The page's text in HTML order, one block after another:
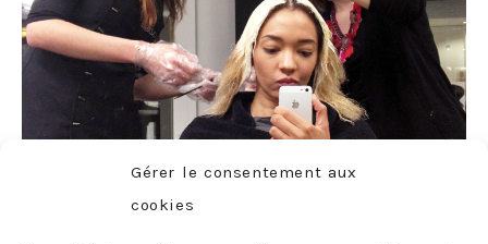
Gérer le consentement aux
cookies
Je ne sais pas trop ce qui se passait dans ma tête au
moment où j’ai pris cette photo… LOL